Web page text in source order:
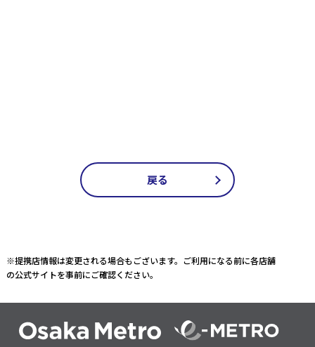
戻る
※提携店情報は変更される場合もございます。ご利用になる前に各店舗
の公式サイトを事前にご確認ください。